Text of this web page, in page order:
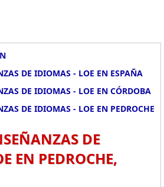
DE IDIOMAS - LOE EN ESPAÑA
DE IDIOMAS - LOE EN CÓRDOBA
DE IDIOMAS - LOE EN PEDROCHE
DE
EN PEDROCHE,